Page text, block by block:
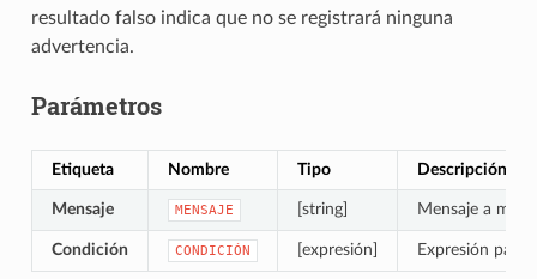
resultado falso indica que no se registrará ninguna
advertencia.
Parámetros
Etiqueta Nombre Tipo Descripción
Mensaje MENSAJE [string] Mensaje a
Condición CONDICIÓN [expresión] Expresión para